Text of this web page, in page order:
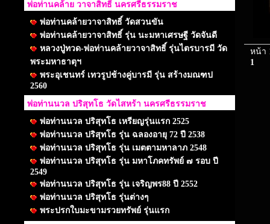
พ่อท่านคล้าย วาจาสิทธิ์ นครศรีธรรมราช
พ่อท่านคล้ายวาจาสิทธิ์ วัดสวนขัน
พ่อท่านคล้ายวาจาสิทธิ์ รุ่น นะมหาเศรษฐี วัดจันดี
หลวงปู่ทวด-พ่อท่านคล้ายวาจาสิทธิ์ รุ่นไตรบารมี วัด
พระมหาธาตุฯ
พระอุเชนทร์ เทวรูปช้างคู่บารมี รุ่น สร้างมณฑป
2560
พ่อท่านนวล ปริสุทโธ วัดไสหร้า นครศรีธรรมราช
พ่อท่านนวล ปริสุทโธ เหรียญรุ่นแรก 2525
พ่อท่านนวล ปริสุทโธ รุ่น ฉลองอายุ 72 ปี 2538
พ่อท่านนวล ปริสุทโธ รุ่น เมตตามหาลาภ 2548
พ่อท่านนวล ปริสุทโธ รุ่น มหาโภคทรัพย์ ๗ รอบ ปี
2549
พ่อท่านนวล ปริสุทโธ รุ่น เจริญพร88 ปี 2552
พ่อท่านนวล ปริสุทโธ รุ่นต่างๆ
พระปรกใบมะขามรวยทรัพย์ รุ่นแรก
หน้า
1